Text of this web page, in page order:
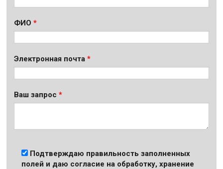
ФИО
Электронная почта
Ваш запрос
Подтверждаю правильность заполненных
полей и даю согласие на обработку, хранение